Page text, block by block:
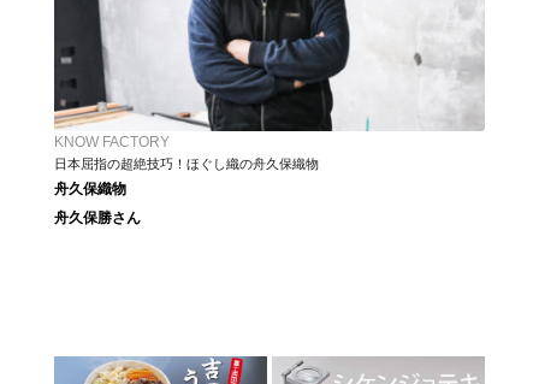
KNOW FACTORY
日本屈指の超絶技巧！ほぐし織の舟久保織物
舟久保織物
舟久保勝さん